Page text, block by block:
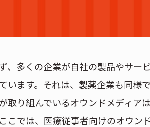
、多くの企業が自社の製品やサー
います。それは、製薬企業も同様で
取り組んでいるオウンドメディア
こでは、医療従事者向けのオウン